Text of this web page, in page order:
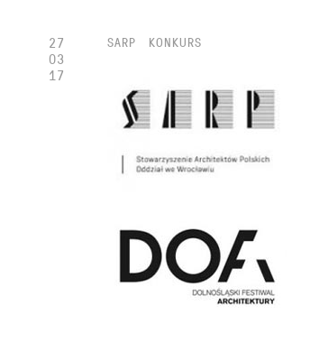
SARP KONKURS
27
03
17